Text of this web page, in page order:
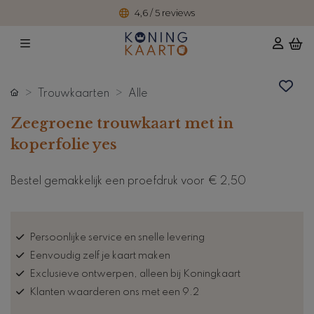
4,6 / 5 reviews
Trouwkaarten Alle
Zeegroene trouwkaart met in
koperfolie yes
Bestel gemakkelijk een proefdruk voor € 2,50
Persoonlijke service en snelle levering
Eenvoudig zelf je kaart maken
Exclusieve ontwerpen, alleen bij Koningkaart
Klanten waarderen ons met een 9.2